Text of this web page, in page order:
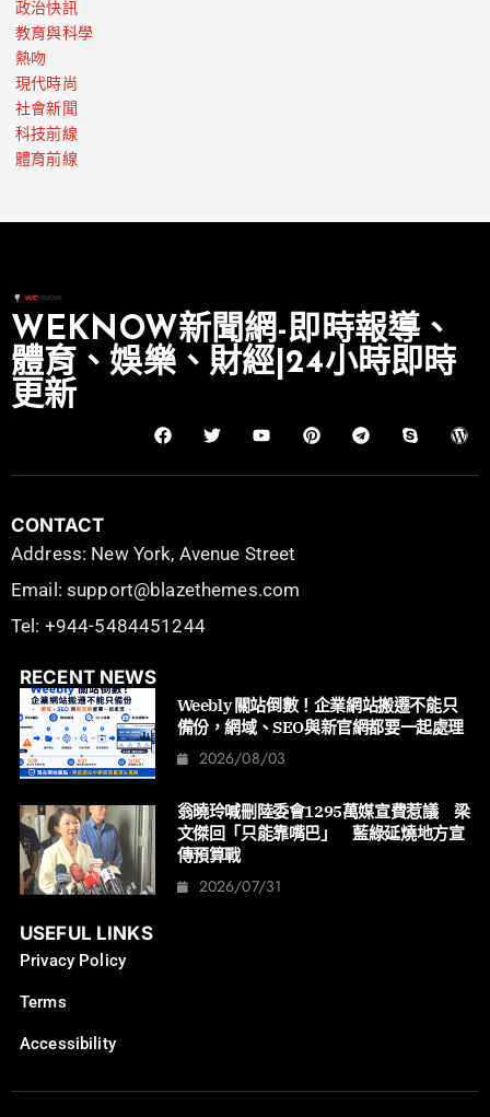
政治快訊
教育與科學
熱吻
現代時尚
社會新聞
科技前線
體育前線
WEKNOW新聞網-即時報導、
體育、娛樂、財經|24小時即時
更新
CONTACT
Address: New York, Avenue Street
Email: support@blazethemes.com
Tel: +944-5484451244
RECENT NEWS
Weebly 關站倒數！企業網站搬遷不能只
備份，網域、SEO與新官網都要一起處理
2026/08/03
翁曉玲喊刪陸委會1295萬媒宣費惹議 梁
文傑回「只能靠嘴巴」 藍綠延燒地方宣
傳預算戰
2026/07/31
USEFUL LINKS
Privacy Policy
Terms
Accessibility